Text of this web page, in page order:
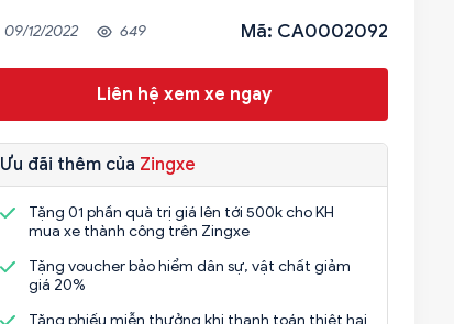
09/12/2022 649 Mã: CA0002092
Liên hệ xem xe ngay
Ưu đãi thêm của Zingxe
Tặng 01 phần quà trị giá lên tới 500k cho KH
mua xe thành công trên Zingxe
Tặng voucher bảo hiểm dân sự, vật chất giảm
giá 20%
Tặng phiếu miễn thưởng khi thanh toán thiệt hại